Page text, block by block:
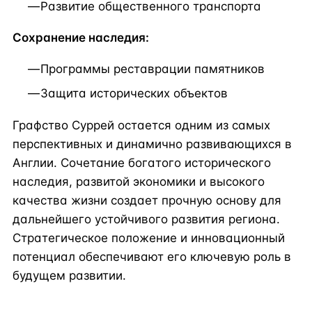
Развитие общественного транспорта
Сохранение наследия:
Программы реставрации памятников
Защита исторических объектов
Графство Суррей остается одним из самых
перспективных и динамично развивающихся в
Англии. Сочетание богатого исторического
наследия, развитой экономики и высокого
качества жизни создает прочную основу для
дальнейшего устойчивого развития региона.
Стратегическое положение и инновационный
потенциал обеспечивают его ключевую роль в
будущем развитии.